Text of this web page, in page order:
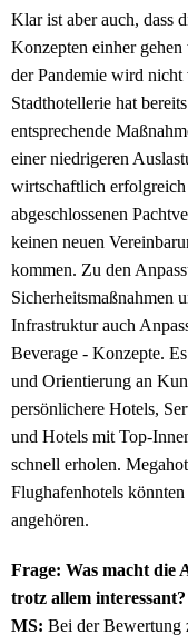
Klar ist aber auch, dass
Konzepten einher
der Pandemie wird
Stadthotellerie hat
entsprechende
einer niedrigeren
wirtschaftlich
abgeschlossenen
keinen neuen
kommen. Zu den
Sicherheitsmaßnahmen
Infrastruktur auch
Beverage - Konzepte.
und Orientierung an
persönlichere Hotels,
und Hotels mit Top-
schnell erholen.
Flughafenhotels
angehören.
Frage: Was macht die
trotz allem interessant?
MS: Bei der Bewertung